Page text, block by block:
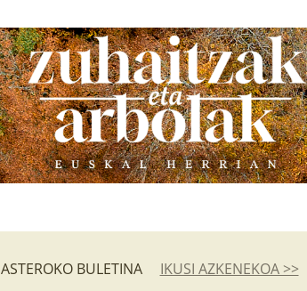
ASTEROKO BULETINA IKUSI AZKENEKOA >>